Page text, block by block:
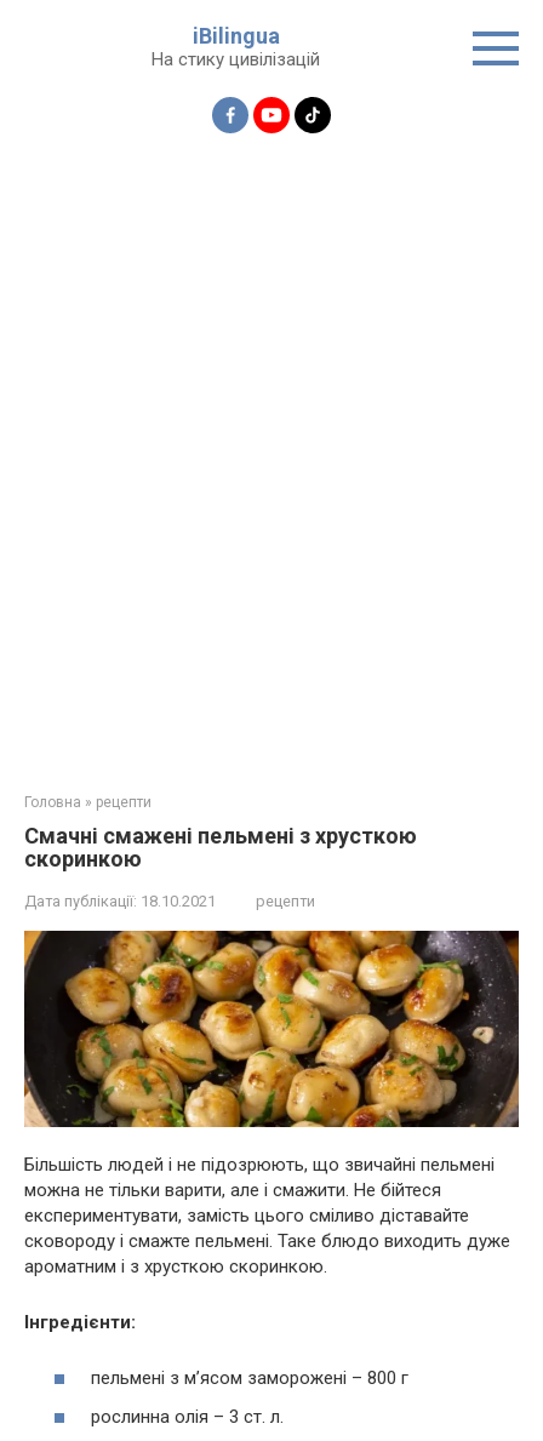
iBilingua
На стику цивілізацій
Головна » рецепти
Смачні смажені пельмені з хрусткою
скоринкою
Дата публікації: 18.10.2021 рецепти
Більшість людей і не підозрюють, що звичайні пельмені
можна не тільки варити, але і смажити. Не бійтеся
експериментувати, замість цього сміливо діставайте
сковороду і смажте пельмені. Таке блюдо виходить дуже
ароматним і з хрусткою скоринкою.
Інгредієнти:
пельмені з м’ясом заморожені – 800 г
рослинна олія – ​​3 ст. л.